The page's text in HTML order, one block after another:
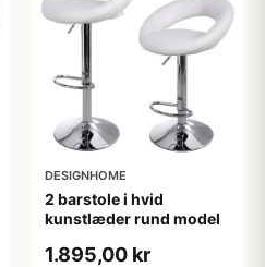
DESIGNHOME
2 barstole i hvid
kunstlæder rund model
1.895,00 kr